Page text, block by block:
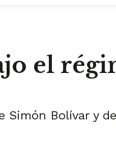
el
Simón Bolívar y